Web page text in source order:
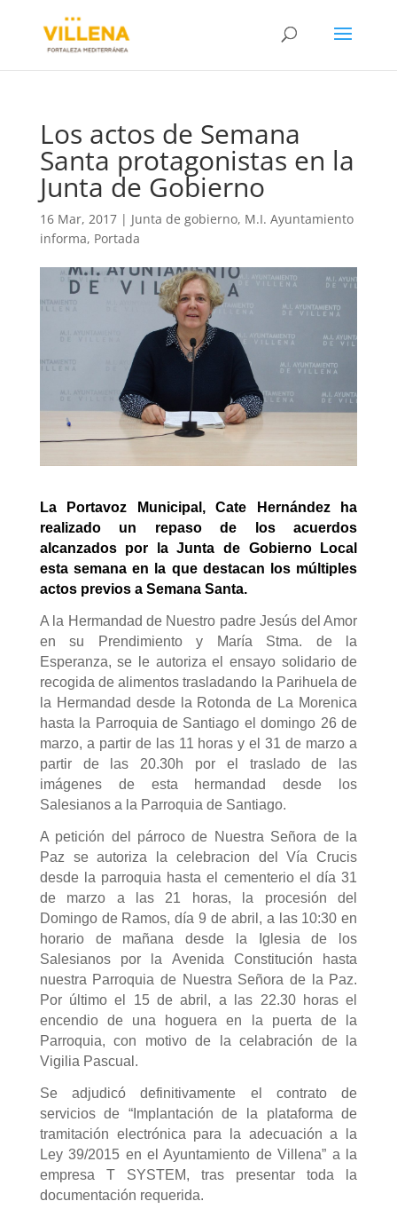
Los actos de Semana
Santa protagonistas en la
Junta de Gobierno
16 Mar, 2017| Junta de gobierno, M.I. Ayuntamiento
informa, Portada
La Portavoz Municipal, Cate Hernández ha
realizado un repaso de los acuerdos
alcanzados por la Junta de Gobierno Local
esta semana en la que destacan los múltiples
actos previos a Semana Santa.
A la Hermandad de Nuestro padre Jesús del Amor
en su Prendimiento y María Stma. de la
Esperanza, se le autoriza el ensayo solidario de
recogida de alimentos trasladando la Parihuela de
la Hermandad desde la Rotonda de La Morenica
hasta la Parroquia de Santiago el domingo 26 de
marzo, a partir de las 11 horas y el 31 de marzo a
partir de las 20.30h por el traslado de las
imágenes de esta hermandad desde los
Salesianos a la Parroquia de Santiago.
A petición del párroco de Nuestra Señora de la
Paz se autoriza la celebracion del Vía Crucis
desde la parroquia hasta el cementerio el día 31
de marzo a las 21 horas, la procesión del
Domingo de Ramos, día 9 de abril, a las 10:30 en
horario de mañana desde la Iglesia de los
Salesianos por la Avenida Constitución hasta
nuestra Parroquia de Nuestra Señora de la Paz.
Por último el 15 de abril, a las 22.30 horas el
encendio de una hoguera en la puerta de la
Parroquia, con motivo de la celabración de la
Vigilia Pascual.
Se adjudicó definitivamente el contrato de
servicios de “Implantación de la plataforma de
tramitación electrónica para la adecuación a la
Ley 39/2015 en el Ayuntamiento de Villena” a la
empresa T SYSTEM, tras presentar toda la
documentación requerida.